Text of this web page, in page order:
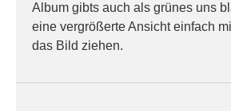
Album gibts auch als grünes uns
eine vergrößerte Ansicht einfach
das Bild ziehen.